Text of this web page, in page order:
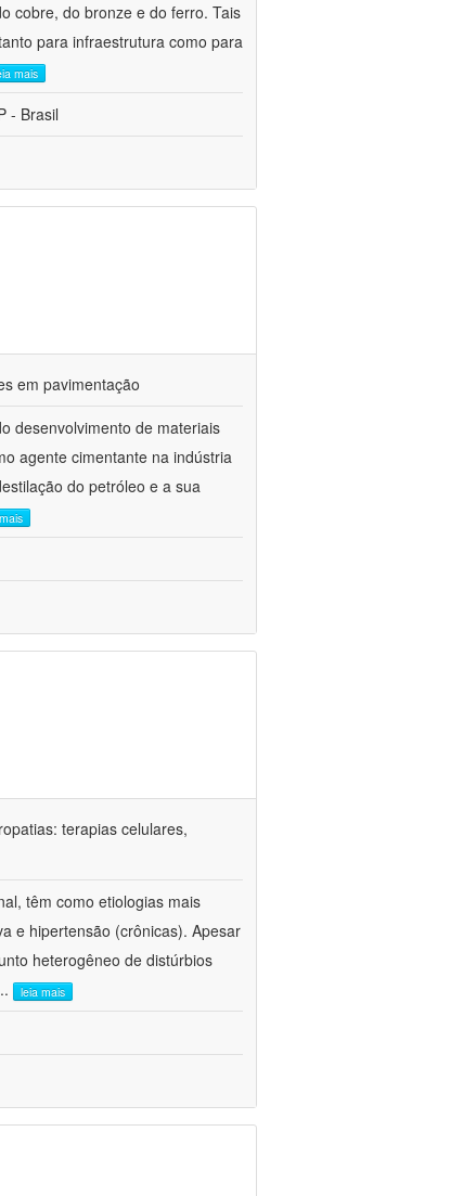
cobre, do bronze e do ferro. Tais
para infraestrutura como para
mais
- Brasil
em pavimentação
desenvolvimento de materiais
agente cimentante na indústria
do petróleo e a sua
terapias celulares,
têm como etiologias mais
e hipertensão (crônicas). Apesar
heterogêneo de distúrbios
leia mais